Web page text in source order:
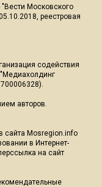
Московского
реестровая
содействия
авторов.
сайта Mosregion.info
в Интернет-
на сайт